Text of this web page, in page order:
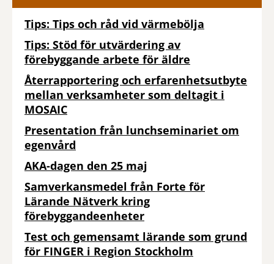
Tips: Tips och råd vid värmebölja
Tips: Stöd för utvärdering av
förebyggande arbete för äldre
Återrapportering och erfarenhetsutbyte
mellan verksamheter som deltagit i
MOSAIC
Presentation från lunchseminariet om
egenvård
AKA-dagen den 25 maj
Samverkansmedel från Forte för
Lärande Nätverk kring
förebyggandeenheter
Test och gemensamt lärande som grund
för FINGER i Region Stockholm